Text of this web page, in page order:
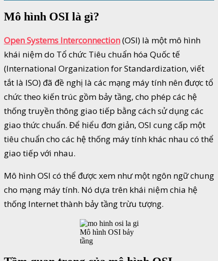
Mô hình OSI là gì?
Open Systems Interconnection(OSI) là một mô hình
khái niệm do Tổ chức Tiêu chuẩn hóa Quốc tế
(International Organization for Standardization, viết
tắt là ISO) đã đề nghị là các mạng máy tính nên được tổ
chức theo kiến trúc gồm bảy tầng, cho phép các hệ
thống truyền thông giao tiếp bằng cách sử dụng các
giao thức chuẩn. Để hiểu đơn giản, OSI cung cấp một
tiêu chuẩn cho các hệ thống máy tính khác nhau có thể
giao tiếp với nhau.
Mô hình OSI có thể được xem như một ngôn ngữ chung
cho mạng máy tính. Nó dựa trên khái niệm chia hệ
thống Internet thành bảy tầng trừu tượng.
Mô hình OSI bảy
tầng